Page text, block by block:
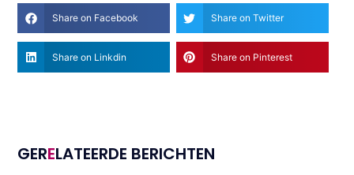
Share on Facebook Share on Twitter
Share on Linkdin Share on Pinterest
GERELATEERDE BERICHTEN